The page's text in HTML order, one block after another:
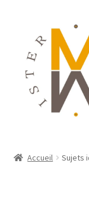
Accueil Sujets